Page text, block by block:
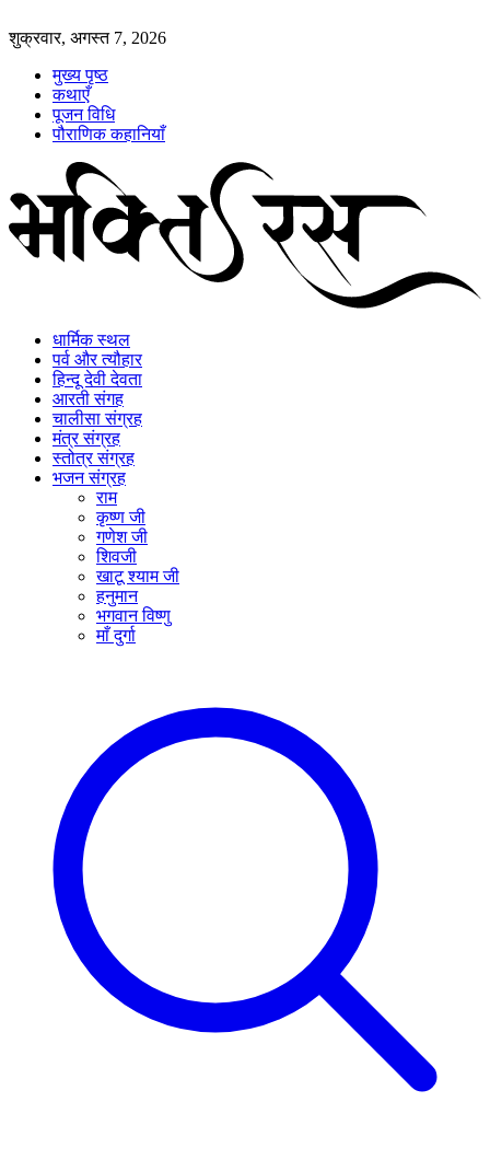
शुक्रवार, अगस्त 7, 2026
मुख्य पृष्ठ
कथाएँ
पूजन विधि
पौराणिक कहानियाँ
धार्मिक स्थल
पर्व और त्यौहार
हिन्दू देवी देवता
आरती संगह
चालीसा संग्रह
मंत्र संग्रह
स्तोत्र संग्रह
भजन संग्रह
राम
कृष्ण जी
गणेश जी
शिवजी
खाटू श्याम जी
हनुमान
भगवान विष्णु
माँ दुर्गा